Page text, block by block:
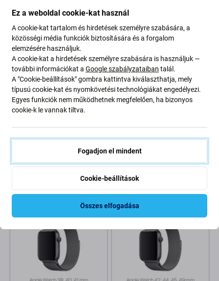
RENDELÉSRE RENDELÉSRE
FixPremium
FixPremium - Szíj Sport
3 200 Ft
FixPremium
FixPremium - Szíj Sport
és 41mm), tartrazine
400 Ft 1 190 Ft
RAKTÁRON 1 db
Ez a weboldal cookie-kat használ
A cookie-kat tartalom és hirdetések személyre szabására, a
közösségi média funkciók biztosítására és a forgalom
elemzésére használjuk.
A cookie-kat a hirdetések személyre szabására is használjuk —
további információkat a Google szabályzataiban talál.
A "Cookie-beállítások" gombra kattintva kiválaszthatja, mely
típusú cookie-kat és nyomkövetési technológiákat engedélyezi.
Egyes funkciók nem működhetnek megfelelően, ha bizonyos
cookie-k le vannak tiltva.
Fogadjon el mindent
Cookie-beállítások
Összes elfogadása